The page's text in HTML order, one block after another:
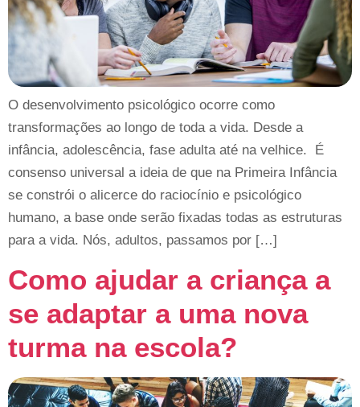
O desenvolvimento psicológico ocorre como
transformações ao longo de toda a vida. Desde a
infância, adolescência, fase adulta até na velhice. É
consenso universal a ideia de que na Primeira Infância
se constrói o alicerce do raciocínio e psicológico
humano, a base onde serão fixadas todas as estruturas
para a vida. Nós, adultos, passamos por […]
Como ajudar a criança a
se adaptar a uma nova
turma na escola?